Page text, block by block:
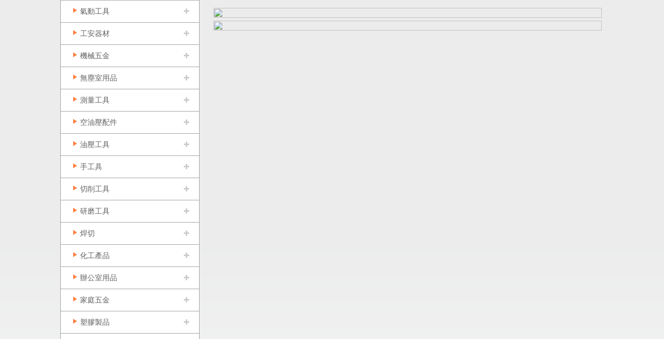
氣動工具
工安器材
機械五金
無塵室用品
測量工具
空油壓配件
油壓工具
手工具
切削工具
研磨工具
焊切
化工產品
辦公室用品
家庭五金
塑膠製品